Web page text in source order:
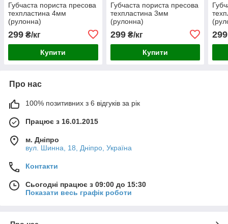
Губчаста пориста пресова
техпластина 4мм
(рулонна)
299 ₴/кг
Купити
Губчаста пориста пресова
техпластина 3мм
(рулонна)
299₴/кг
Купити
299
Про нас
100% позитивних з 6 відгуків за рік
Працює з 16.01.2015
м. Дніпро
вул. Шинна, 18, Дніпро, Україна
Контакти
Сьогодні працює з 09:00 до 15:30
Показати весь графік роботи